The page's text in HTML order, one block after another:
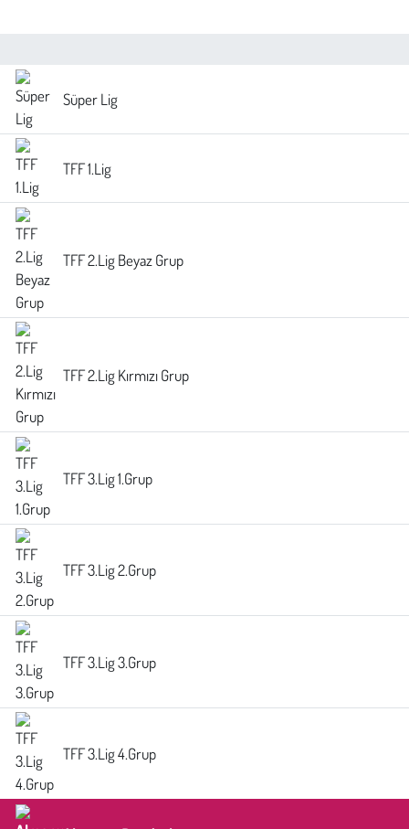
Süper Lig
TFF 1.Lig
TFF 2.Lig Beyaz Grup
TFF 2.Lig Kırmızı Grup
TFF 3.Lig 1.Grup
TFF 3.Lig 2.Grup
TFF 3.Lig 3.Grup
TFF 3.Lig 4.Grup